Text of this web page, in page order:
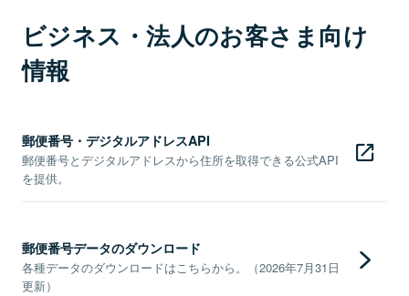
ビジネス・法人のお客さま向け
情報
郵便番号・デジタルアドレスAPI
郵便番号とデジタルアドレスから住所を取得できる公式API
を提供。
郵便番号データのダウンロード
各種データのダウンロードはこちらから。（2026年7月31日
更新）